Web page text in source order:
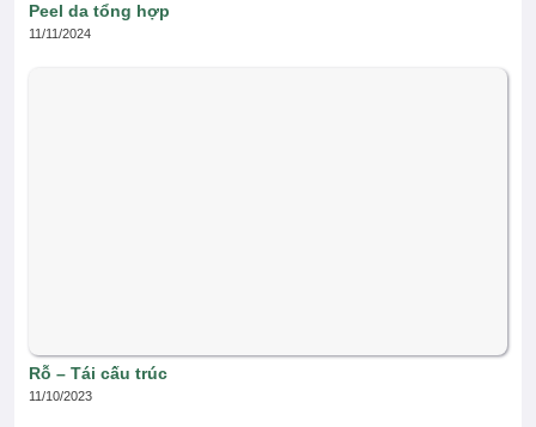
Peel da tổng hợp
11/11/2024
Rỗ – Tái cấu trúc
11/10/2023